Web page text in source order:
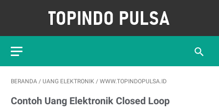
BERANDA / UANG ELEKTRONIK / WWW.TOPINDOPULSA.ID
Contoh Uang Elektronik Closed Loop